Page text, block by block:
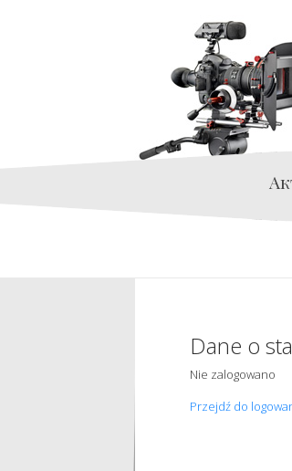
Dane o
Nie zalogowano
Przejdź do